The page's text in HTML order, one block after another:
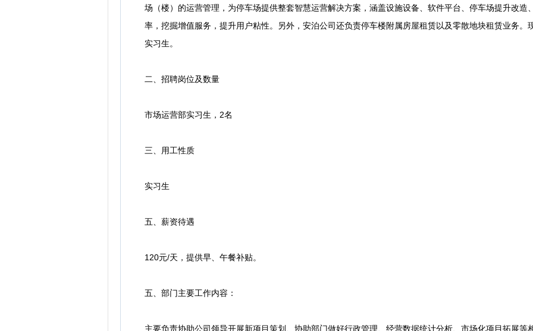
场（楼）的运营管理，为停车场提供整套智慧运营解决方案，涵盖设施设备、软件平台、停车场提升改造
率，挖掘增值服务，提升用户粘性。另外，安泊公司还负责停车楼附属房屋租赁以及零散地块租赁业务。
实习生。
二、招聘岗位及数量
市场运营部实习生，2名
三、用工性质
实习生
五、薪资待遇
120元/天，提供早、午餐补贴。
五、部门主要工作内容：
主要负责协助公司领导开展新项目策划、协助部门做好行政管理、经营数据统计分析、市场化项目拓展等